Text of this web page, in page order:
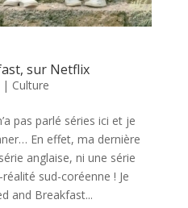
sur Netflix
| Culture
pas parlé séries ici et je
En effet, ma dernière
anglaise, ni une série
sud-coréenne ! Je
and Breakfast...